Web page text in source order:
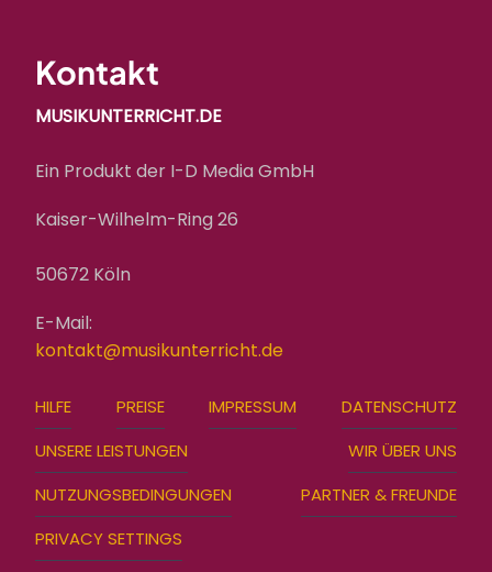
Kontakt
MUSIKUNTERRICHT.DE
Ein Produkt der I-D Media GmbH
Kaiser-Wilhelm-Ring 26
50672 Köln
E-Mail:
kontakt@musikunterricht.de
FOOTER
MENU
HILFE PREISE IMPRESSUM
DATENSCHUTZ
UNSERE LEISTUNGEN
WIR ÜBER UNS
NUTZUNGSBEDINGUNGEN
PARTNER & FREUNDE
PRIVACY SETTINGS